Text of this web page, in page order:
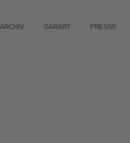
ARCHIV GARART PRESSE